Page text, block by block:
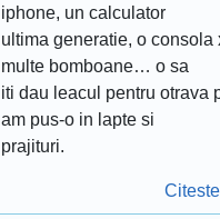
iphone, un calculator
ultima generatie, o consola
multe bomboane… o sa
iti dau leacul pentru otrava
am pus-o in lapte si
prajituri.